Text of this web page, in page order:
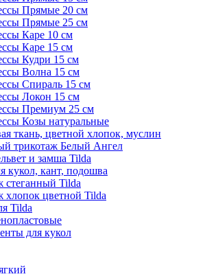
Прямые 20 см
Прямые 25 см
Каре 10 см
Каре 15 см
Кудри 15 см
Волна 15 см
Спираль 15 см
Локон 15 см
Премиум 25 см
Козы натуральные
ткань, цветной хлопок, муслин
трикотаж Белый Ангел
и замша Tilda
кукол, кант, подошва
стеганный Tilda
хлопок цветной Tilda
Tilda
для кукол